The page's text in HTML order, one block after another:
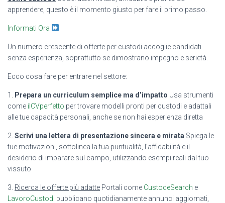
apprendere, questo è il momento giusto per fare il primo passo.
Informati Ora
Un numero crescente di offerte per custodi accoglie candidati
senza esperienza, soprattutto se dimostrano impegno e serietà.
Ecco cosa fare per entrare nel settore:
1. Prepara un curriculum semplice ma d’impatto Usa strumenti
come ilCVperfetto per trovare modelli pronti per custodi e adattali
alle tue capacità personali, anche se non hai esperienza diretta
2. Scrivi una lettera di presentazione sincera e mirata Spiega le
tue motivazioni, sottolinea la tua puntualità, l’affidabilità e il
desiderio di imparare sul campo, utilizzando esempi reali dal tuo
vissuto
3. Ricerca le offerte più adatte Portali come CustodeSearch e
LavoroCustodi pubblicano quotidianamente annunci aggiornati,